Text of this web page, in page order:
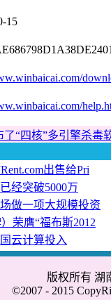
15
了“四核”多引擎杀毒
出售给Pri
经突破5000万
做一项大规模投资
荣膺“福布斯2012
云计算投入
版权所有
©2007 - 2015